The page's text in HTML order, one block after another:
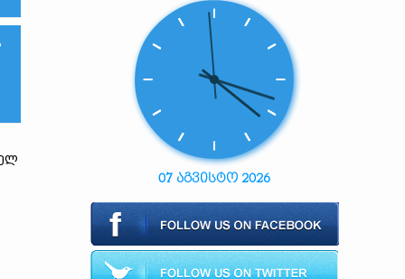
07 აგვისტო 2026